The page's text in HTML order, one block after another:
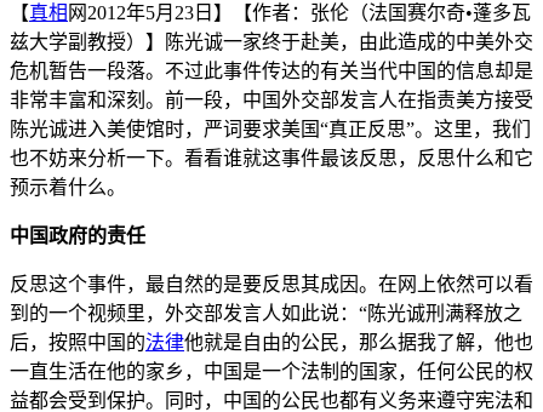
【真相 网2012年5月23日】【作者：张伦（法国赛尔奇•蓬多瓦
兹大学副教授）】陈光诚一家终于赴美，由此造成的中美外交
危机暂告一段落。不过此事件传达的有关当代中国的信息却是
非常丰富和深刻。前一段，中国外交部发言人在指责美方接受
陈光诚进入美使馆时，严词要求美国“真正反思”。这里，我们
也不妨来分析一下。看看谁就这事件最该反思，反思什么和它
预示着什么。
中国政府的责任
反思这个事件，最自然的是要反思其成因。在网上依然可以看
到的一个视频里，外交部发言人如此说：“陈光诚刑满释放之
后，按照中国的法律他就是自由的公民，那么据我了解，他也
一直生活在他的家乡，中国是一个法制的国家，任何公民的权
益都会受到保护。同时，中国的公民也都有义务来遵守宪法和